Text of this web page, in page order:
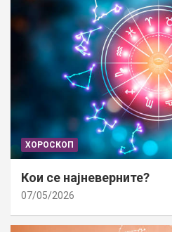
ХОРОСКОП
Кои се најневерните?
07/05/2026